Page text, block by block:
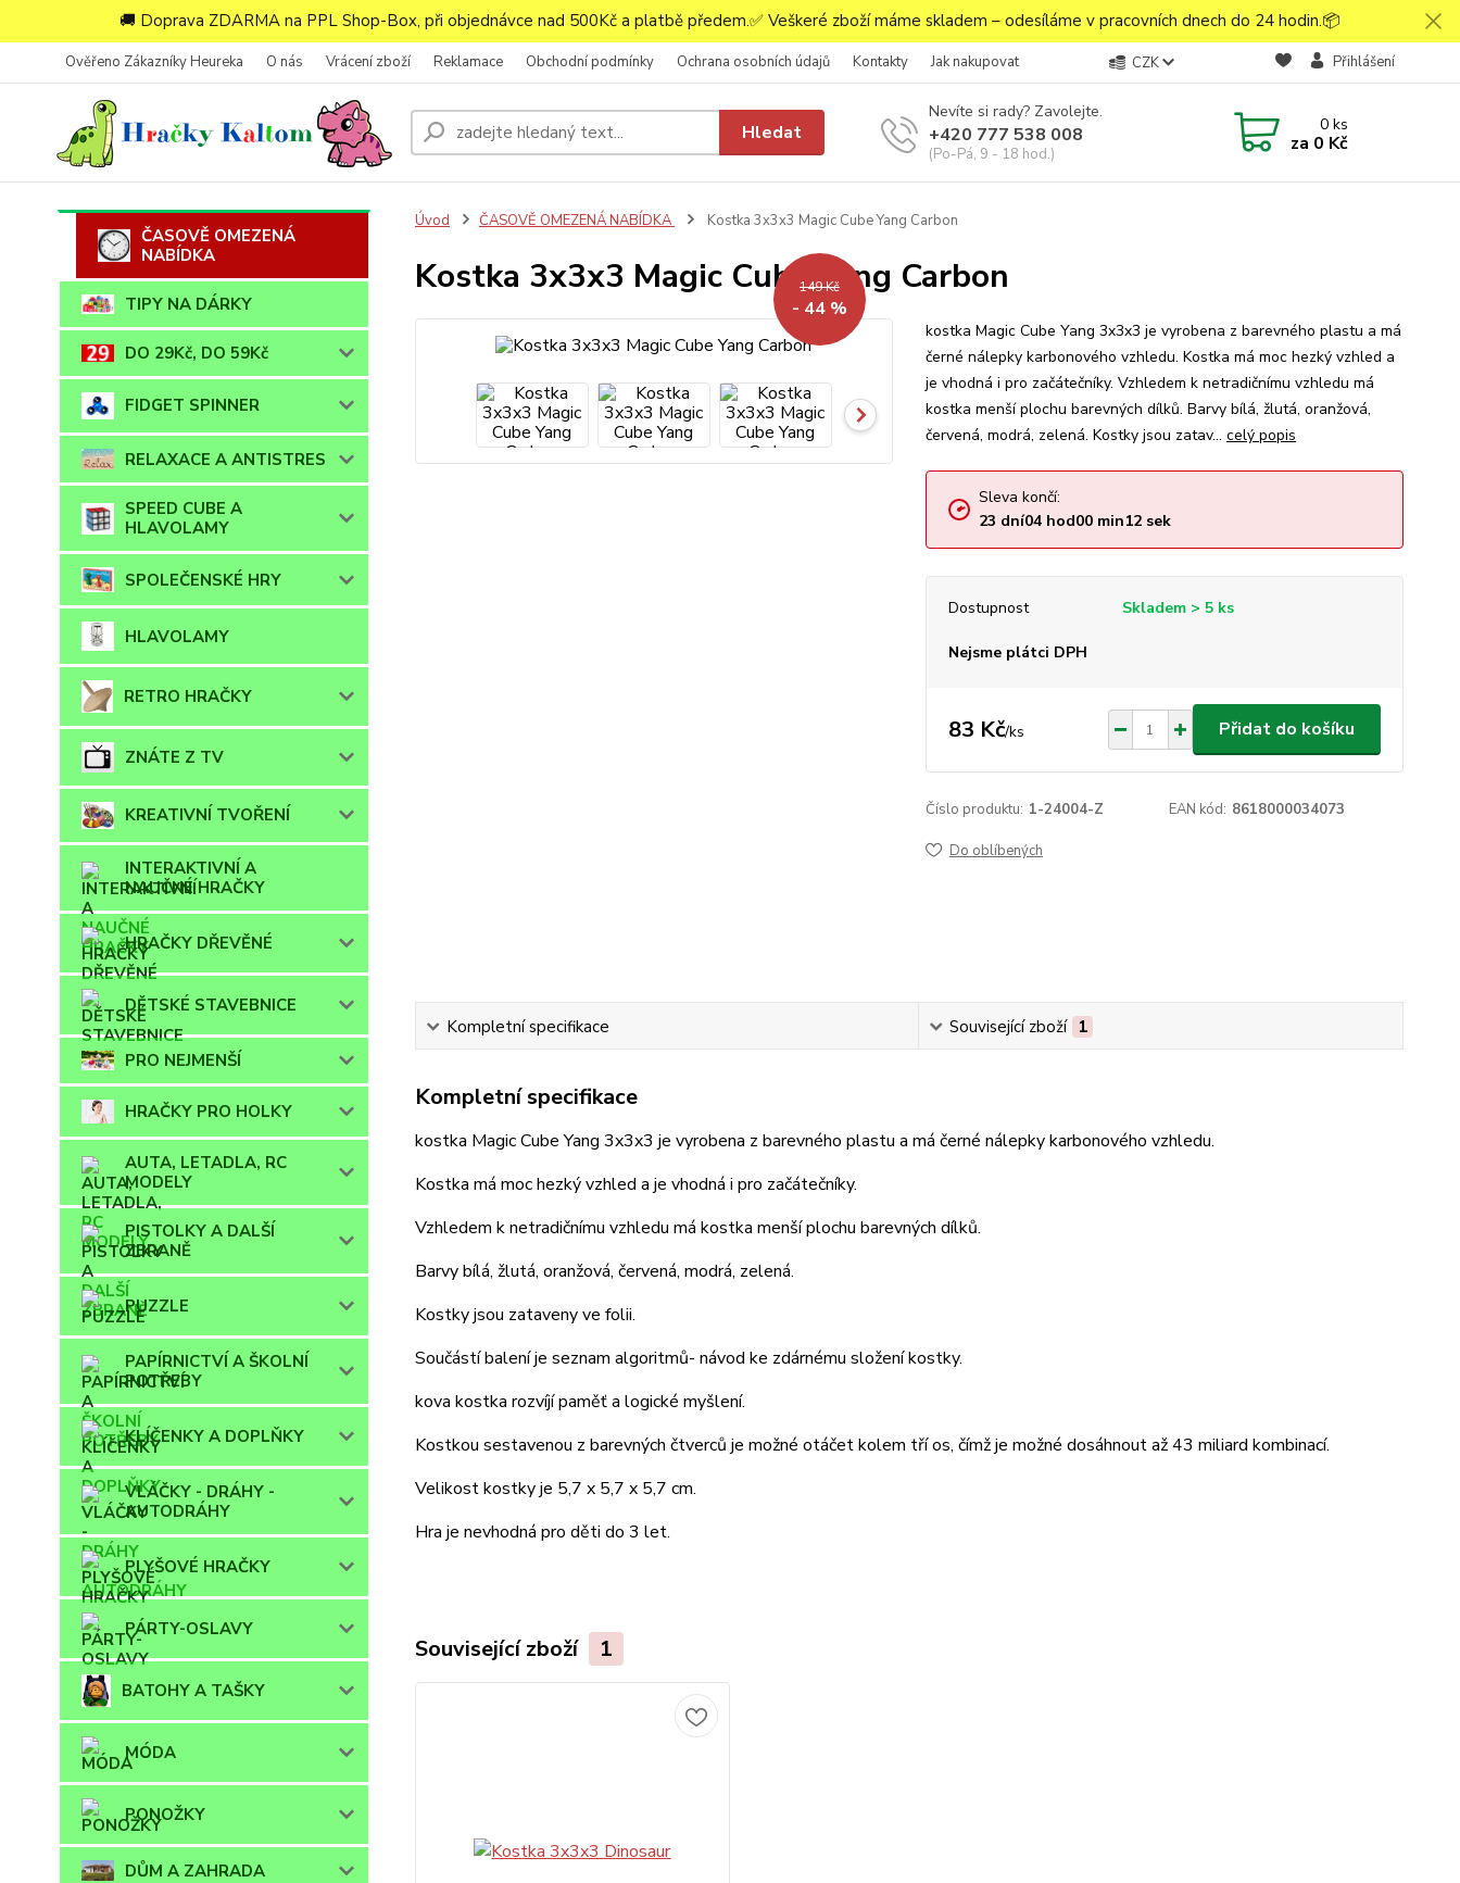
🚚 Doprava ZDARMA na PPL Shop-Box, při objednávce nad 500Kč a platbě předem.✅ Veškeré zboží máme skladem – odesíláme v pracovních dnech do 24 hodin.📦
Ověřeno Zákazníky Heureka O nás Vrácení zboží Reklamace Obchodní podmínky Ochrana osobních údajů Kontakty Jak nakupovat CZK Přihlášení
Hledat
Nevíte si rady? Zavolejte.
+420 777 538 008
(Po-Pá, 9 - 18 hod.)
0ks
za 0 Kč
ČASOVĚ OMEZENÁ
NABÍDKA
TIPY NA DÁRKY
DO 29Kč, DO 59Kč
FIDGET SPINNER
RELAXACE A ANTISTRES
SPEED CUBE A
HLAVOLAMY
SPOLEČENSKÉ HRY
HLAVOLAMY
RETRO HRAČKY
ZNÁTE Z TV
KREATIVNÍ TVOŘENÍ
INTERAKTIVNÍ A
NAUČNÉ HRAČKY
HRAČKY DŘEVĚNÉ
DĚTSKÉ STAVEBNICE
PRO NEJMENŠÍ
HRAČKY PRO HOLKY
AUTA, LETADLA, RC
MODELY
PISTOLKY A DALŠÍ
ZBRANĚ
PUZZLE
PAPÍRNICTVÍ A ŠKOLNÍ
POTŘEBY
KLÍČENKY A DOPLŇKY
VLÁČKY - DRÁHY -
AUTODRÁHY
PLYŠOVÉ HRAČKY
PÁRTY-OSLAVY
BATOHY A TAŠKY
MÓDA
PONOŽKY
DŮM A ZAHRADA
Úvod ČASOVĚ OMEZENÁ NABÍDKA Kostka 3x3x3 Magic Cube Yang Carbon
Kostka 3x3x3 Magic Cube Yang Carbon
149 Kč
- 44 %
kostka Magic Cube Yang 3x3x3 je vyrobena z barevného plastu a má
černé nálepky karbonového vzhledu. Kostka má moc hezký vzhled a
je vhodná i pro začátečníky. Vzhledem k netradičnímu vzhledu má
kostka menší plochu barevných dílků. Barvy bílá, žlutá, oranžová,
červená, modrá, zelená. Kostky jsou zatav... celý popis
Sleva končí:
23 dní04hod00min12sek
Dostupnost Skladem > 5 ks
Nejsme plátci DPH
83 Kč/ks Přidat do košíku
Číslo produktu: 1-24004-Z EAN kód: 8618000034073
Do oblíbených
Kompletní specifikace Související zboží 1
Kompletní specifikace
kostka Magic Cube Yang 3x3x3 je vyrobena z barevného plastu a má černé nálepky karbonového vzhledu.
Kostka má moc hezký vzhled a je vhodná i pro začátečníky.
Vzhledem k netradičnímu vzhledu má kostka menší plochu barevných dílků.
Barvy bílá, žlutá, oranžová, červená, modrá, zelená.
Kostky jsou zataveny ve folii.
Součástí balení je seznam algoritmů- návod ke zdárnému složení kostky.
kova kostka rozvíjí paměť a logické myšlení.
Kostkou sestavenou z barevných čtverců je možné otáčet kolem tří os, čímž je možné dosáhnout až 43 miliard kombinací.
Velikost kostky je 5,7 x 5,7 x 5,7 cm.
Hra je nevhodná pro děti do 3 let.
Související zboží 1